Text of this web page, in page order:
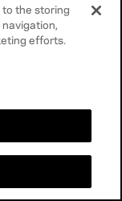
la
to the storing
efforts.